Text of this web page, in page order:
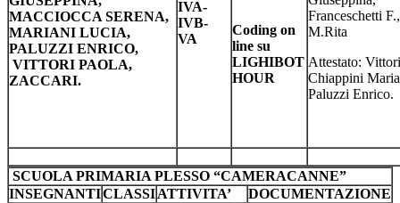
MACCIOCCA SERENA,
MARIANI LUCIA,
PALUZZI ENRICO,
VITTORI PAOLA,
ZACCARI.
IVA-
IVB-
VA
Coding on
line su
LIGHIBOT
HOUR
Franceschetti
M.Rita
Attestato:
Chiappini
Paluzzi Enrico.
SCUOLA PRIMARIA PLESSO “CAMERACANNE”
INSEGNANTICLASSIATTIVITA’ DOCUMENTAZIONE